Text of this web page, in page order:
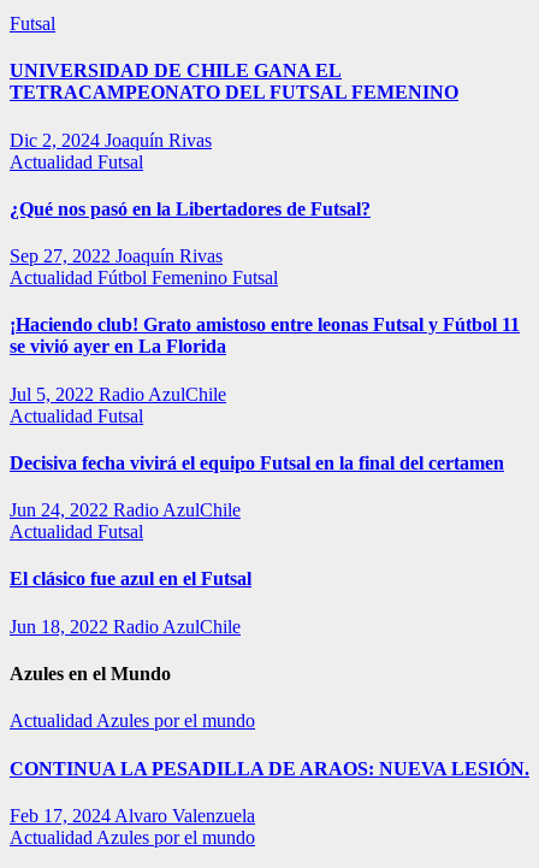
Futsal
UNIVERSIDAD DE CHILE GANA EL
TETRACAMPEONATO DEL FUTSAL FEMENINO
Dic 2, 2024 Joaquín Rivas
Actualidad Futsal
¿Qué nos pasó en la Libertadores de Futsal?
Sep 27, 2022 Joaquín Rivas
Actualidad Fútbol Femenino Futsal
¡Haciendo club! Grato amistoso entre leonas Futsal y Fútbol 11
se vivió ayer en La Florida
Jul 5, 2022 Radio AzulChile
Actualidad Futsal
Decisiva fecha vivirá el equipo Futsal en la final del certamen
Jun 24, 2022 Radio AzulChile
Actualidad Futsal
El clásico fue azul en el Futsal
Jun 18, 2022 Radio AzulChile
Azules en el Mundo
Actualidad Azules por el mundo
CONTINUA LA PESADILLA DE ARAOS: NUEVA LESIÓN.
Feb 17, 2024 Alvaro Valenzuela
Actualidad Azules por el mundo